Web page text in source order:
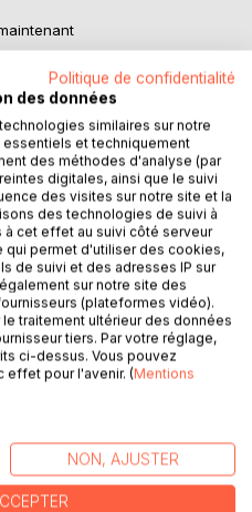
PANIER
de l'ouvrage du même
la gastrite ? " un ouvrage
Politique de confidentialité
des données
similaires sur notre
et techniquement
des méthodes d'analyse (par
digitales, ainsi que le suivi
des visites sur notre site et la
des technologies de suivi à
cet effet au suivi côté serveur
qui permet d'utiliser des cookies,
de suivi et des adresses IP sur
sur notre site des
(plateformes vidéo).
traitement ultérieur des données
tiers. Par votre réglage,
ci-dessus. Vous pouvez
effet pour l'avenir. (Mentions
NON, AJUSTER